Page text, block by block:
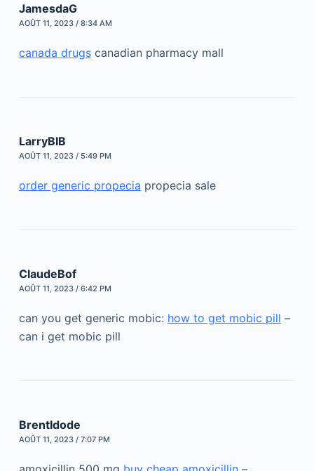
JamesdaG
AOÛT 11, 2023 / 8:34 AM
canada drugscanadian pharmacy mall
LarryBIB
AOÛT 11, 2023 / 5:49 PM
order generic propecia propecia sale
ClaudeBof
AOÛT 11, 2023 / 6:42 PM
can you get generic mobic: how to get mobic pill –
can i get mobic pill
BrentIdode
AOÛT 11, 2023 / 7:07 PM